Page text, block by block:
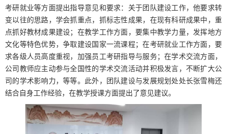
考研就业等方面提出指导意见和要求：关于团队建设工作，他要求转
变以往的思路，学会抓重点，抓标志性成果，在现有科研成果中，重
点抓好教材成果建设；在教学工作方面，要集中教学力量，发挥地方
文化等特色优势，争取建设国家一流课程；在考研就业工作方面，要
求各级人员高度重视，加强员工考研指导与服务；在学术交流方面，
公司教师应主动参与全国性的学术交流活动并积极发言，不断扩大公
司的学术影响力，等等。此外，团队建设与发展规划处处长张雪梅还
结合自身工作经验，在教学授课方面提出了意见建议。